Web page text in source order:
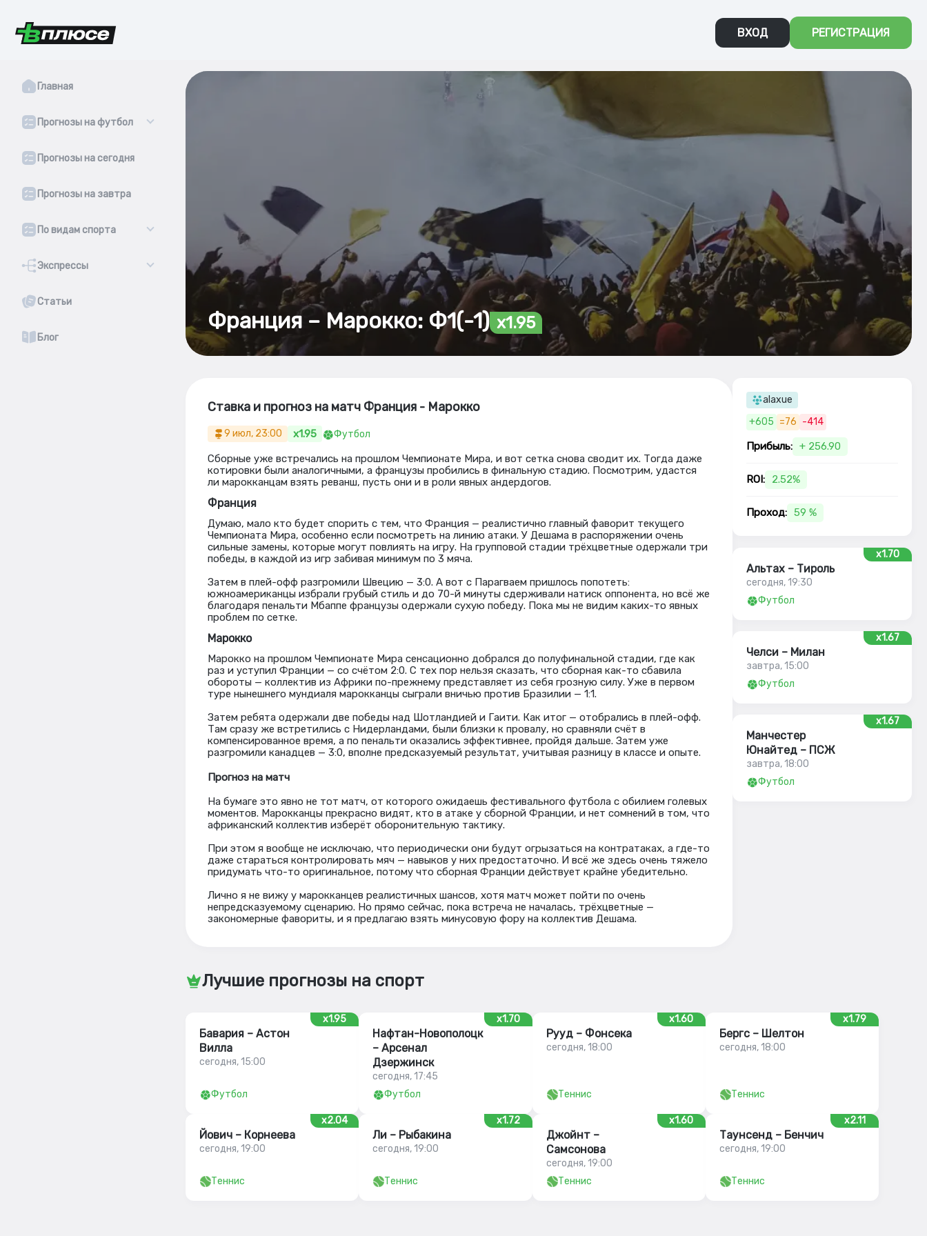
ВХОД РЕГИСТРАЦИЯ
Главная
Прогнозы на футбол
Прогнозы на сегодня
Прогнозы на завтра
По видам спорта
Экспрессы
Статьи
Блог
Франция – Марокко: Ф1(-1) x1.95
Ставка и прогноз на матч Франция - Марокко
9 июл, 23:00 x1.95 Футбол
Сборные уже встречались на прошлом Чемпионате Мира, и вот сетка снова сводит их. Тогда даже
котировки были аналогичными, а французы пробились в финальную стадию. Посмотрим, удастся
ли марокканцам взять реванш, пусть они и в роли явных андердогов.
Франция
Думаю, мало кто будет спорить с тем, что Франция — реалистично главный фаворит текущего
Чемпионата Мира, особенно если посмотреть на линию атаки. У Дешама в распоряжении очень
сильные замены, которые могут повлиять на игру. На групповой стадии трёхцветные одержали три
победы, в каждой из игр забивая минимум по 3 мяча.
Затем в плей-офф разгромили Швецию — 3:0. А вот с Парагваем пришлось попотеть:
южноамериканцы избрали грубый стиль и до 70-й минуты сдерживали натиск оппонента, но всё же
благодаря пенальти Мбаппе французы одержали сухую победу. Пока мы не видим каких-то явных
проблем по сетке.
Марокко
Марокко на прошлом Чемпионате Мира сенсационно добрался до полуфинальной стадии, где как
раз и уступил Франции — со счётом 2:0. С тех пор нельзя сказать, что сборная как-то сбавила
обороты — коллектив из Африки по-прежнему представляет из себя грозную силу. Уже в первом
туре нынешнего мундиаля марокканцы сыграли вничью против Бразилии — 1:1.
Затем ребята одержали две победы над Шотландией и Гаити. Как итог — отобрались в плей-офф.
Там сразу же встретились с Нидерландами, были близки к провалу, но сравняли счёт в
компенсированное время, а по пенальти оказались эффективнее, пройдя дальше. Затем уже
разгромили канадцев — 3:0, вполне предсказуемый результат, учитывая разницу в классе и опыте.
Прогноз на матч
На бумаге это явно не тот матч, от которого ожидаешь фестивального футбола с обилием голевых
моментов. Марокканцы прекрасно видят, кто в атаке у сборной Франции, и нет сомнений в том, что
африканский коллектив изберёт оборонительную тактику.
При этом я вообще не исключаю, что периодически они будут огрызаться на контратаках, а где-то
даже стараться контролировать мяч — навыков у них предостаточно. И всё же здесь очень тяжело
придумать что-то оригинальное, потому что сборная Франции действует крайне убедительно.
Лично я не вижу у марокканцев реалистичных шансов, хотя матч может пойти по очень
непредсказуемому сценарию. Но прямо сейчас, пока встреча не началась, трёхцветные —
закономерные фавориты, и я предлагаю взять минусовую фору на коллектив Дешама.
alaxue
+605 =76 -414
Прибыль: + 256.90
ROI: 2.52%
Проход: 59 %
x1.70
Альтах – Тироль
сегодня, 19:30
Футбол
x1.67
Челси – Милан
завтра, 15:00
Футбол
x1.67
Манчестер
Юнайтед – ПСЖ
завтра, 18:00
Футбол
Лучшие прогнозы на спорт
x1.95
Бавария – Астон
Вилла
сегодня, 15:00
Футбол
x1.70
Нафтан-Новополоцк
– Арсенал
Дзержинск
сегодня, 17:45
Футбол
x1.60
Рууд – Фонсека
сегодня, 18:00
Теннис
x1.79
Бергс – Шелтон
сегодня, 18:00
Теннис
x2.04
Йович – Корнеева
сегодня, 19:00
Теннис
x1.72
Ли – Рыбакина
сегодня, 19:00
Теннис
x1.60
Джойнт –
Самсонова
сегодня, 19:00
Теннис
x2.11
Таунсенд – Бенчич
сегодня, 19:00
Теннис